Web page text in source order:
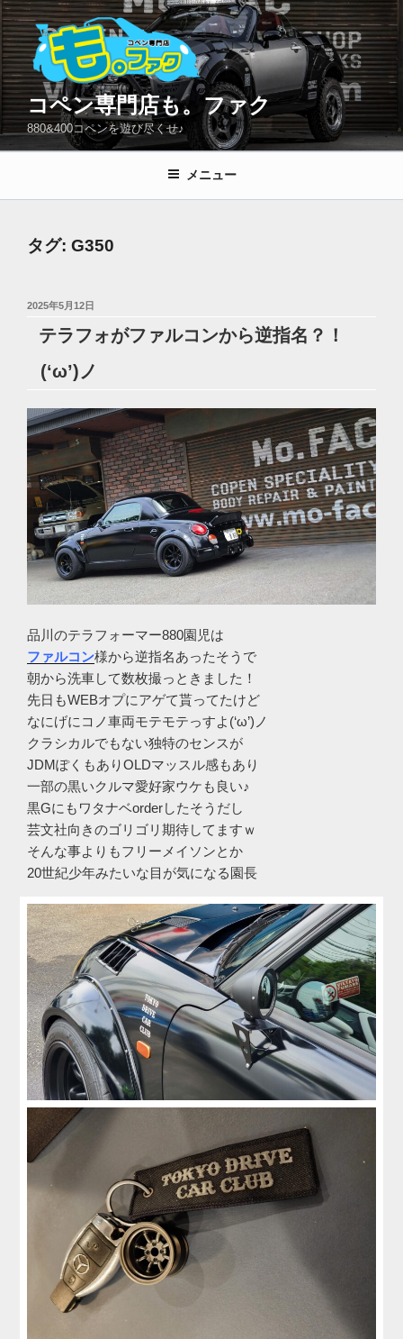
コ
ン
テ
ン
ツ
へ
ス
プ
コペン専門店も。ファク
880&400コペンを遊び尽くせ♪
メニュー
タグ: G350
投
2025年5月12日
テラフォがファルコンから逆指名？！
(‘ω’)ノ
品川のテラフォーマー880園児は
ファルコン様から逆指名あったそうで
朝から洗車して数枚撮っときました！
先日もWEBオプにアゲて貰ってたけど
なにげにコノ車両モテモテっすよ(‘ω’)ノ
クラシカルでもない独特のセンスが
JDMぽくもありOLDマッスル感もあり
一部の黒いクルマ愛好家ウケも良い♪
黒Gにもワタナベorderしたそうだし
芸文社向きのゴリゴリ期待してますｗ
そんな事よりもフリーメイソンとか
20世紀少年みたいな目が気になる園長